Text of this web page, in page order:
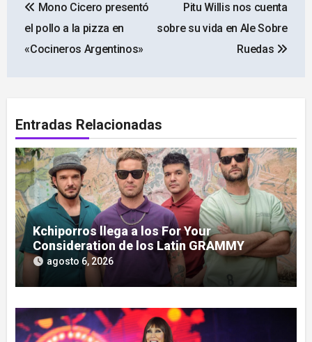
de
entradas
Mono Cicero presentó
el pollo a la pizza en
«Cocineros Argentinos»
Pitu Willis nos cuenta
sobre su vida en Ale Sobre
Ruedas
Entradas Relacionadas
Kchiporros llega a los For Your
Consideration de los Latin GRAMMY
agosto 6, 2026